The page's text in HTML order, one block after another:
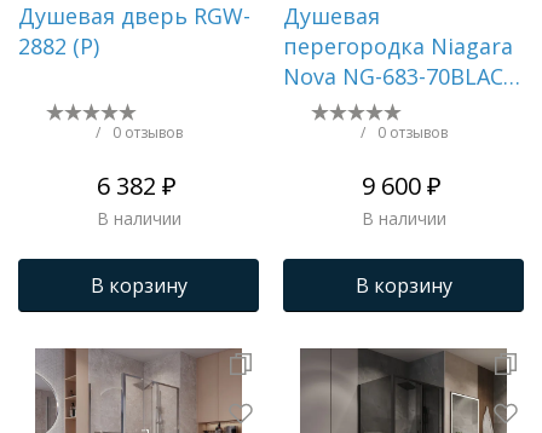
Душевая дверь RGW-
2882 (P)
/ 0 отзывов
6 382 ₽
В наличии
В корзину
Душевая
перегородка Niagara
Nova NG-683-70ВLACK
(70х195)
черный,стекло
/ 0 отзывов
9 600 ₽
В наличии
В корзину